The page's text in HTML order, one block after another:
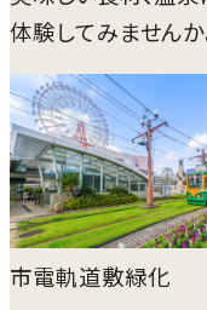
体験してみませんか
市電軌道敷緑化